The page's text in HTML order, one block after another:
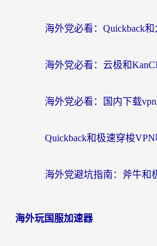
海外玩国服加速器